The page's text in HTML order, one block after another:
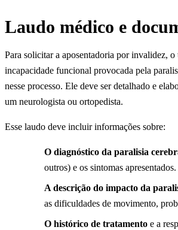
Laudo médico e
Para solicitar a aposentadoria por invalidez,
incapacidade funcional provocada pela
nesse processo. Ele deve ser detalhado e
um neurologista ou ortopedista.
Esse laudo deve incluir informações sobre:
O diagnóstico da paralisia
outros) e os sintomas apresentados.
A descrição do impacto da
as dificuldades de movimento,
O histórico de tratamento e a